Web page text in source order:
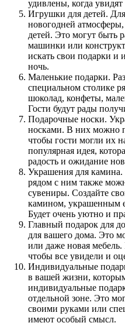
удивлены, когда
Игрушки для детей.
новогодней
детей. Это могут быть
машинки или
искать свои подарки
ночь.
Маленькие подарки.
специальном столике
шоколад, конфеты,
Гости будут рады
Подарочные носки.
носками. В них можно
чтобы гости могли их
популярная идея,
радость и ожидание
Украшения для камина.
рядом с ним также
сувениры. Создайте
камином, украшенным
Будет очень уютно и
Главный подарок для
для вашего дома. Это
или даже новая мебель.
чтобы все увидели и
Индивидуальные
в вашей жизни,
индивидуальные
отдельной зоне. Это
своими руками или
имеют особый смысл.